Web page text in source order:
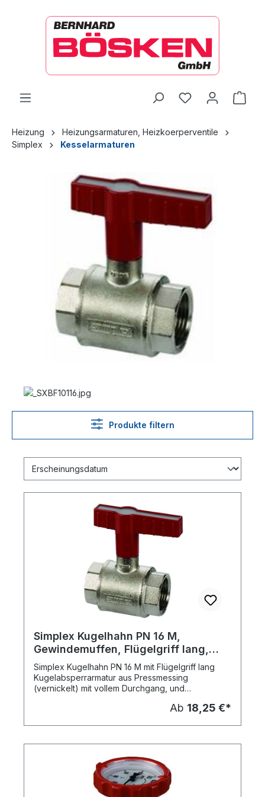
Heizung
Heizungsarmaturen, Heizkoerperventile
Simplex
Kesselarmaturen
Produkte filtern
Simplex Kugelhahn PN 16 M,
Gewindemuffen, Flügelgriff lang,
vern.
Simplex Kugelhahn PN 16 M mit Flügelgriff lang
Kugelabsperrarmatur aus Pressmessing
(vernickelt) mit vollem Durchgang, und
Betätigungsspindel mit doppelter O-Ring-Dichtung
verlängerter Griff für Isolierung, aus Metall mit
verdecktem Anschlag, - mit spezieller Hohlspindel
für wahlweise Einbau von Flügel- oder
Thermometergriff, - die Griffe können ohne
Ab 18,25 €*